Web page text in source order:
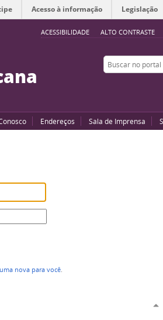
ACESSIBILIDADE ALTO CONTRASTE
Acesso à informação Legislação
Buscar no portal
Endereços Sala de Imprensa
nova para você.